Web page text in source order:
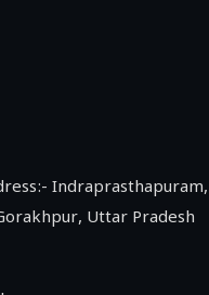
का लक, डेवलपमेंट
Uttar Pradesh